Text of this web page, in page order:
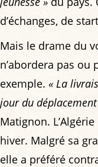
d’échanges, de
Mais le drame du
n’abordera pas ou
exemple. « La
jour du
Matignon.
hiver. Malgré sa
elle a préféré